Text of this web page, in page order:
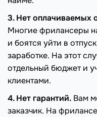
3. Нет оплачиваемых
Многие фрилансеры
и боятся уйти в
заработке. На этот
отдельный бюджет и
клиентами.
4. Нет гарантий. Вам
заказчик. На